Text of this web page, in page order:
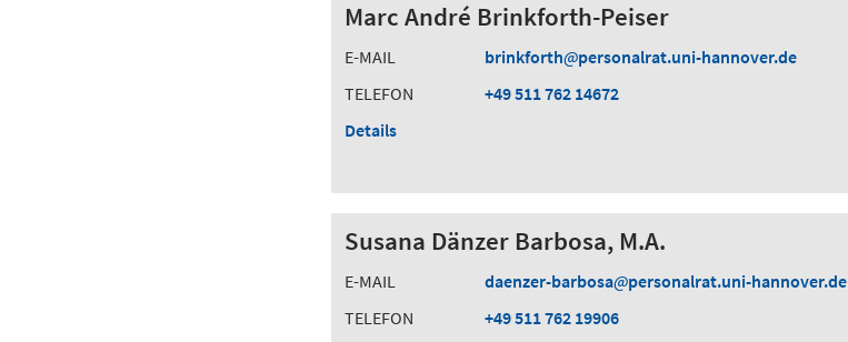
Marc André Brinkforth-Peiser
E-MAIL brinkforth
personalrat.uni-hannover.de
TELEFON
+49 511 762 14672
Details
Susana Dänzer Barbosa, M.A.
E-MAIL daenzer-barbosa
personalrat.uni-hannover.de
TELEFON
+49 511 762 19906